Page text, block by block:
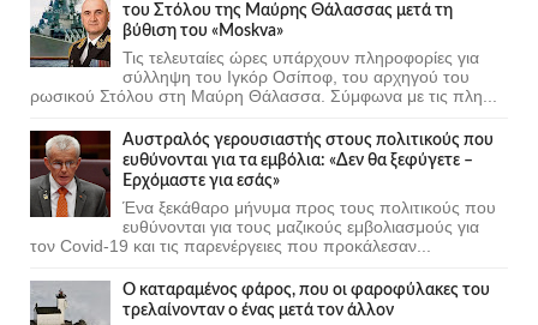
του Στόλου της Mαύρης Θάλασσας μετά τη
βύθιση του «Moskva»
Τις τελευταίες ώρες υπάρχουν πληροφορίες για
σύλληψη του Ιγκόρ Οσίποφ, του αρχηγού του
ρωσικού Στόλου στη Μαύρη Θάλασσα. Σύμφωνα με τις πλη...
Αυστραλός γερουσιαστής στους πολιτικούς που
ευθύνονται για τα εμβόλια: «Δεν θα ξεφύγετε –
Ερχόμαστε για εσάς»
Ένα ξεκάθαρο μήνυμα προς τους πολιτικούς που
ευθύνονται για τους μαζικούς εμβολιασμούς για
τον Covid-19 και τις παρενέργειες που προκάλεσαν...
Ο καταραμένος φάρος, που οι φαροφύλακες του
τρελαίνονταν ο ένας μετά τον άλλον